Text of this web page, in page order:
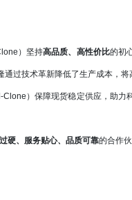
）坚持高品质、高性价比的初
过技术革新降低了生产成本，将
）保障现货稳定供应，助力
硬、服务贴心、品质可靠的合作